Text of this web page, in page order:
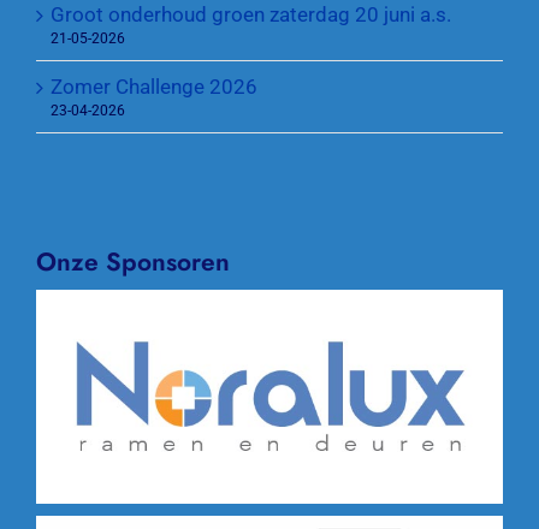
Groot onderhoud groen zaterdag 20 juni a.s.
21-05-2026
Zomer Challenge 2026
23-04-2026
Onze Sponsoren